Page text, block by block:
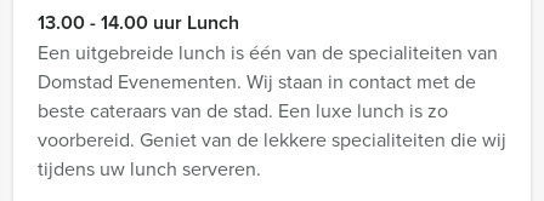
13.00 - 14.00 uur Lunch
Een uitgebreide lunch is één van de specialiteiten van
Domstad Evenementen. Wij staan in contact met de
beste cateraars van de stad. Een luxe lunch is zo
voorbereid. Geniet van de lekkere specialiteiten die wij
tijdens uw lunch serveren.